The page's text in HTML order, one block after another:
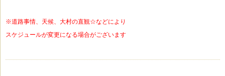
※道路事情、天候、大村の直観☆などにより
スケジュールが変更になる場合がございます